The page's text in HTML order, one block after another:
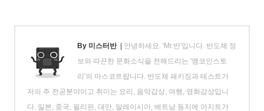
By 미스터반 | 안녕하세요. 'Mr.반'입니다. 반도체 정
보와 따끈한 문화소식을 전해드리는 '앰코인스토
리'의 마스코트랍니다. 반도체 패키징과 테스트가
저의 주 전공분야이고 취미는 요리, 음악감상, 여행, 영화감상입니
다. 일본, 중국, 필리핀, 대만, 말레이시아, 베트남 등지에 아지트가